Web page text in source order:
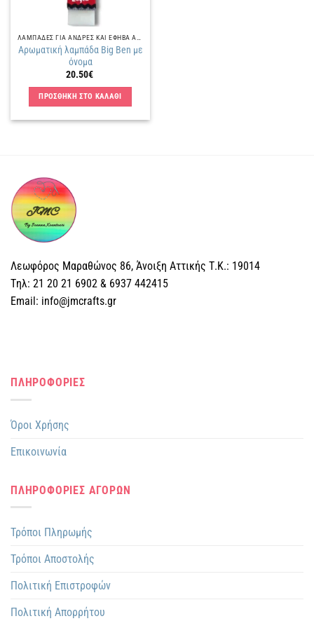
Αρωματική λαμπάδα Big Ben με
όνομα
20.50€
ΠΡΟΣΘΗΚΗ ΣΤΟ ΚΑΛΑΘΙ
Λεωφόρος Μαραθώνος 86, Άνοιξη Αττικής Τ.Κ.: 19014
Tηλ: 21 20 21 6902 & 6937 442415
Email: info@jmcrafts.gr
ΠΛΗΡΟΦΟΡΙΕΣ
Όροι Χρήσης
Επικοινωνία
ΠΛΗΡΟΦΟΡΙΕΣ ΑΓΟΡΩΝ
Τρόποι Πληρωμής
Τρόποι Αποστολής
Πολιτική Επιστροφών
Πολιτική Απορρήτου